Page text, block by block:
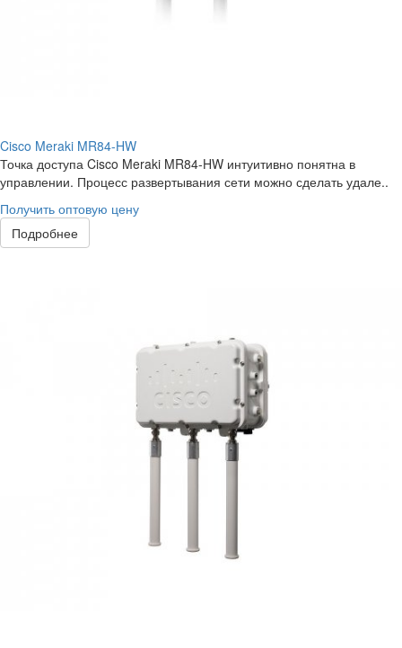
Cisco Meraki MR84-HW
Точка доступа Cisco Meraki MR84-HW интуитивно понятна в
управлении. Процесс развертывания сети можно сделать удале..
Получить оптовую цену
Подробнее